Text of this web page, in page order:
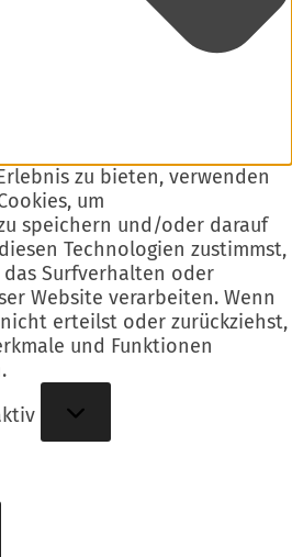
zu bieten, verwenden
um
speichern und/oder darauf
Technologien zustimmst,
Surfverhalten oder
Website verarbeiten. Wenn
erteilst oder zurückziehst,
und Funktionen